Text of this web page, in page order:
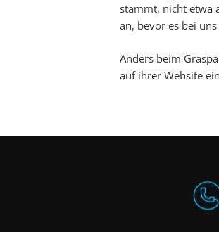
stammt, nicht etwa
an, bevor es bei
Anders beim
auf ihrer Website